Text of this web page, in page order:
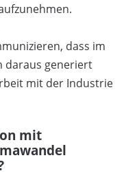
dass im
daraus generiert
mit der Industrie
mit